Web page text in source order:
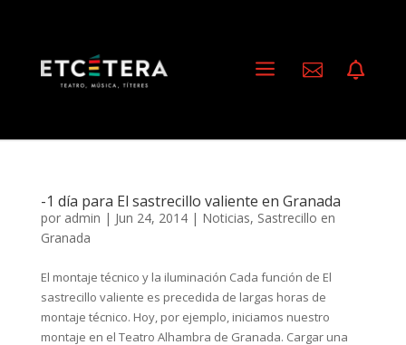
a  
-1 día para El sastrecillo valiente en Granada
por admin | Jun 24, 2014| Noticias, Sastrecillo en
Granada
El montaje técnico y la iluminación Cada función de El
sastrecillo valiente es precedida de largas horas de
montaje técnico. Hoy, por ejemplo, iniciamos nuestro
montaje en el Teatro Alhambra de Granada. Cargar una